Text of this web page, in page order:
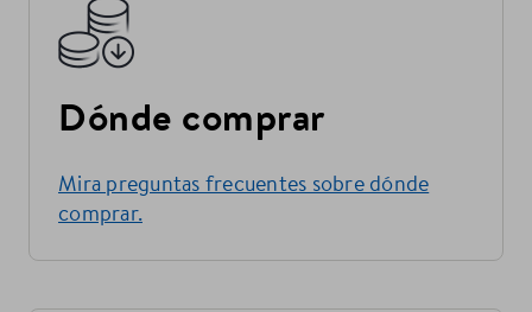
Dónde comprar
Mira preguntas frecuentes sobre dónde
comprar.